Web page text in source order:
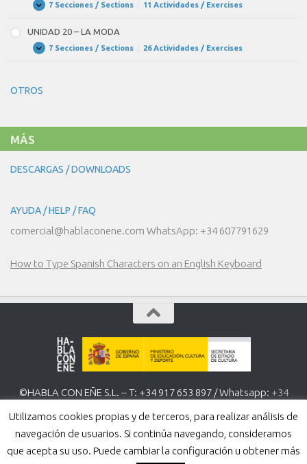
CINE
Expandir
UNIDAD
–
¡NOS
VAMOS
DE
7 Secciones / Sections 11 Actividades / Exercises
UNIDAD 20 – LA MODA
Expandir
UNIDAD
MODA
7 Secciones / Sections 26 Actividades / Exercises
OTROS
MÁS
DESCARGAS / DOWNLOADS
AYUDA / HELP / FAQ
comercial@hablaconene.com WhatsApp: +34 607791629
How to Type Spanish Characters on an English Keyboard
©HABLA CON EÑE S.L. -- T: +34 917 653 897 / Whatsapp: +34
Política de Privacidad-Política de cookies
Utilizamos cookies propias y de terceros, para realizar análisis de
navegación de usuarios. Si continúa navegando, consideramos
que acepta su uso. Puede cambiar la configuración u obtener más